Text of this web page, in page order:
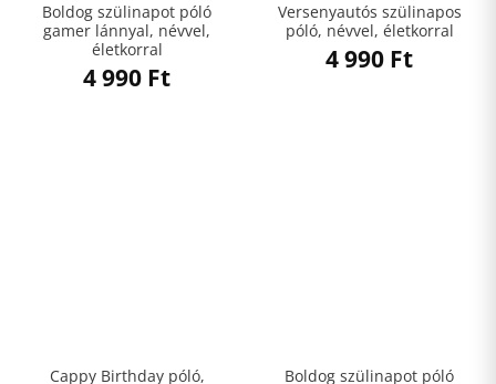
Boldog szülinapot póló
gamer lánnyal, névvel,
életkorral
4 990 Ft
Versenyautós szülinapos
póló, névvel, életkorral
4 990 Ft
Cappy Birthday póló,
Boldog szülinapot póló